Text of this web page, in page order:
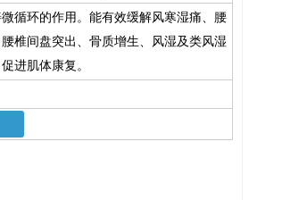
循环的作用。能有效缓解风寒湿痛、腰
椎间盘突出、骨质增生、风湿及类风湿
进肌体康复。